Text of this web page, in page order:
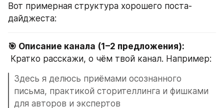
Вот примерная структура хорошего поста-
дайджеста:
🎯 Описание канала (1–2 предложения):
Кратко расскажи, о чём твой канал. Например:
Здесь я делюсь приёмами осознанного
письма, практикой сторителлинга и фишками
для авторов и экспертов